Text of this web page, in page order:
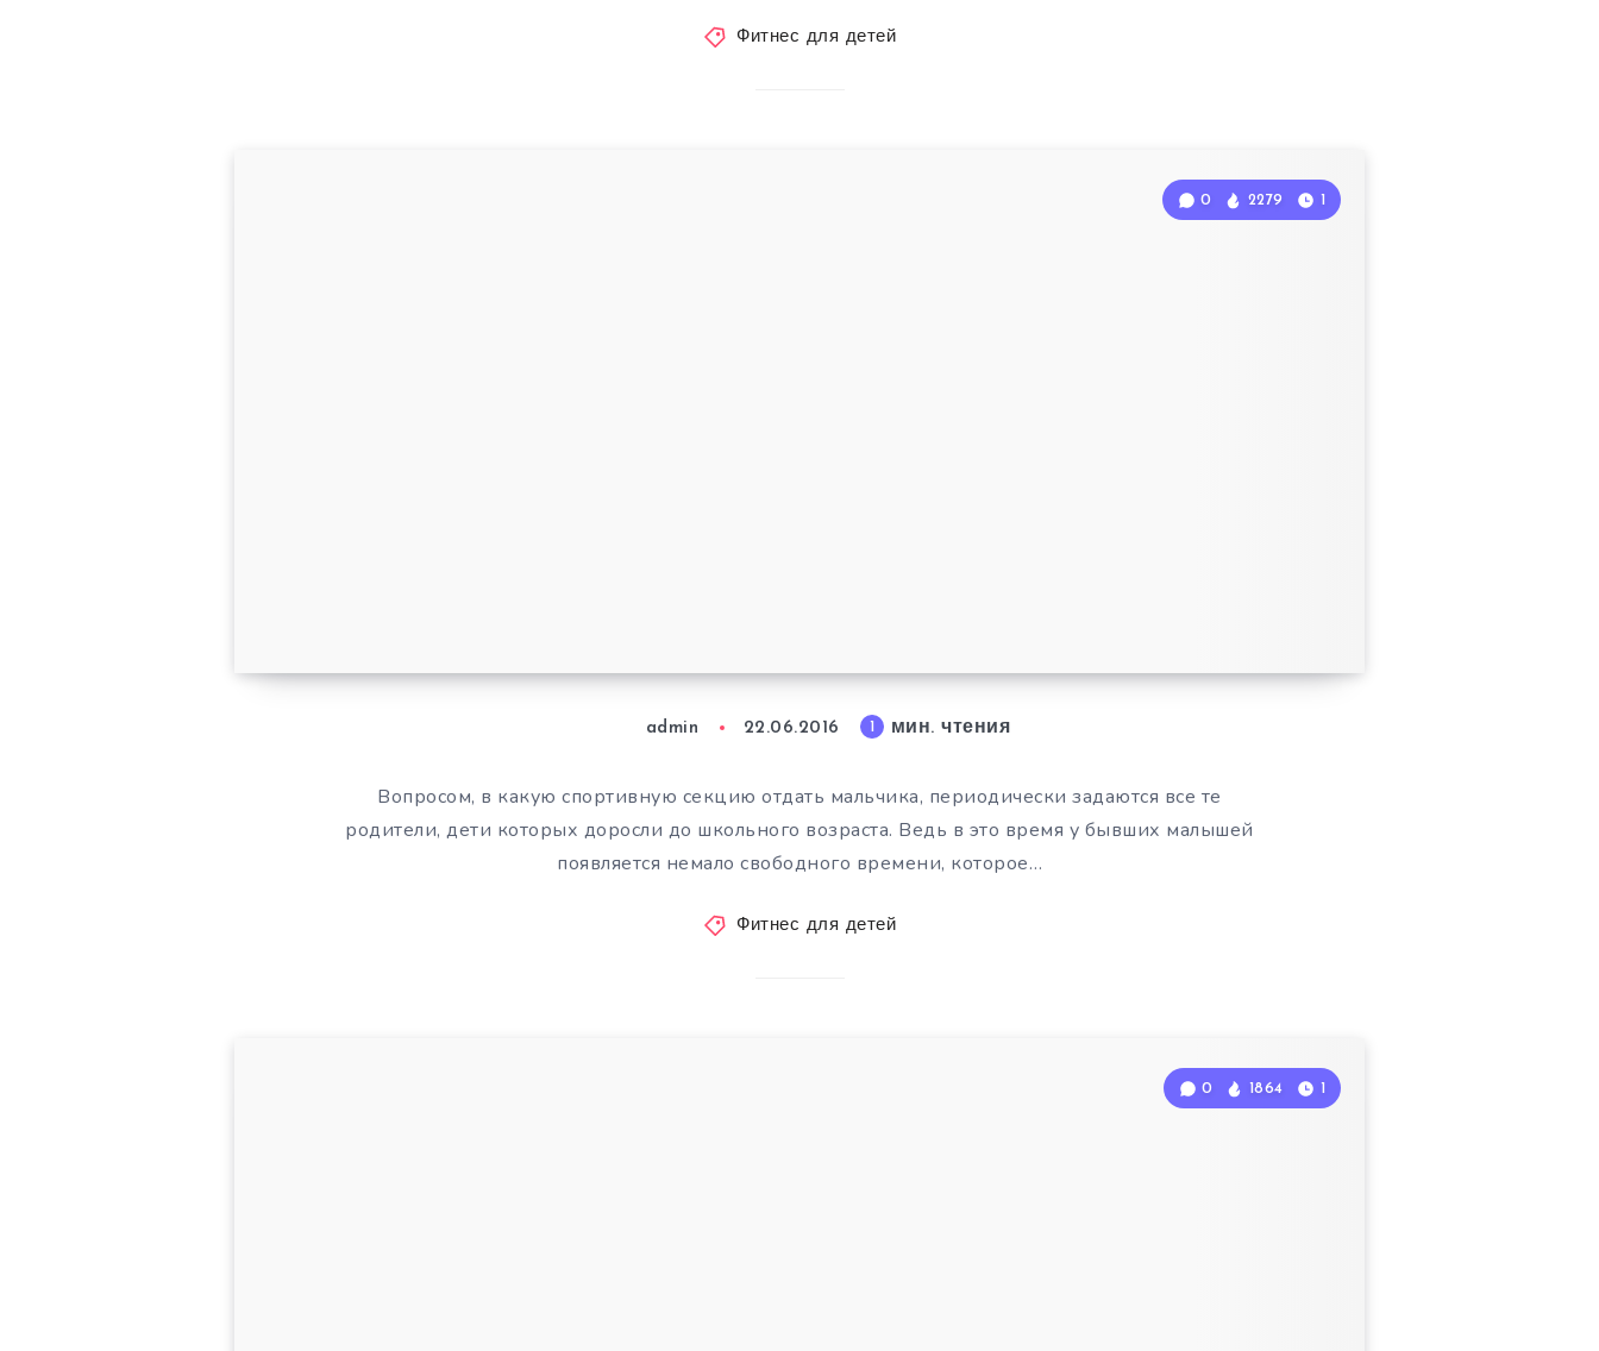
Фитнес для детей
0 2279 1
admin 22.06.2016 мин. чтения
Вопросом, в какую спортивную секцию отдать мальчика, периодически задаются все те
родители, дети которых доросли до школьного возраста. Ведь в это время у бывших малышей
появляется немало свободного времени, которое…
Фитнес для детей
0 1864 1